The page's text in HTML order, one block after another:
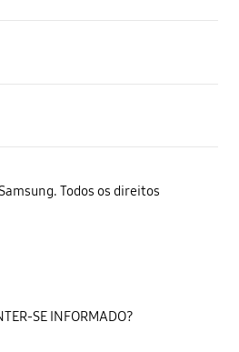
Todos os direitos
SE INFORMADO?